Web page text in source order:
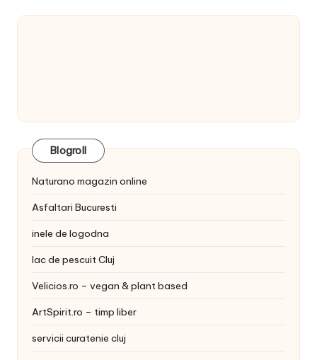
Blogroll
Naturano magazin online
Asfaltari Bucuresti
inele de logodna
lac de pescuit Cluj
Velicios.ro – vegan & plant based
ArtSpirit.ro – timp liber
servicii curatenie cluj